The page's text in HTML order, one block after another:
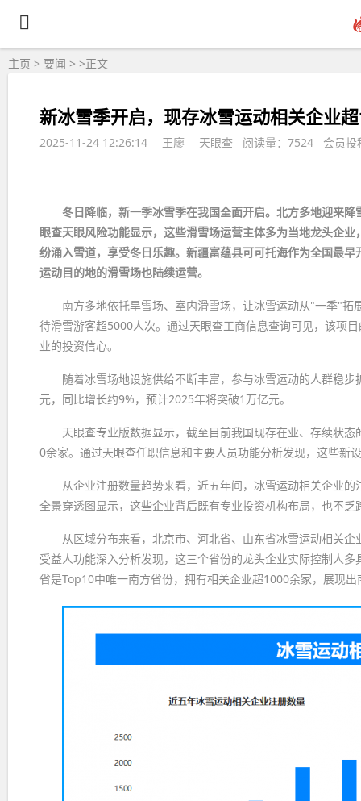
主页 > 要闻 > >正文
新冰雪季开启，现存冰雪运动相关企业
2025-11-24 12:26:14 王廖 天眼查 阅读量：7524 会员投
冬日降临，新一季冰雪季在我国全面开启。北方多地迎来
眼查天眼风险功能显示，这些滑雪场运营主体多为当地龙头企
纷涌入雪道，享受冬日乐趣。新疆富蕴县可可托海作为全国最
运动目的地的滑雪场也陆续运营。
南方多地依托旱雪场、室内滑雪场，让冰雪运动从"一季"
待滑雪游客超5000人次。通过天眼查工商信息查询可见，该项
业的投资信心。
随着冰雪场地设施供给不断丰富，参与冰雪运动的人群稳
元，同比增长约9%，预计2025年将突破1万亿元。
天眼查专业版数据显示，截至目前我国现存在业、存续状
0余家。通过天眼查任职信息和主要人员功能分析发现，这些新
从企业注册数量趋势来看，近五年间，冰雪运动相关企业
全景穿透图显示，这些企业背后既有专业投资机构布局，也不
从区域分布来看，北京市、河北省、山东省冰雪运动相关
受益人功能深入分析发现，这三个省份的龙头企业实际控制人
省是Top10中唯一南方省份，拥有相关企业超1000余家，展现